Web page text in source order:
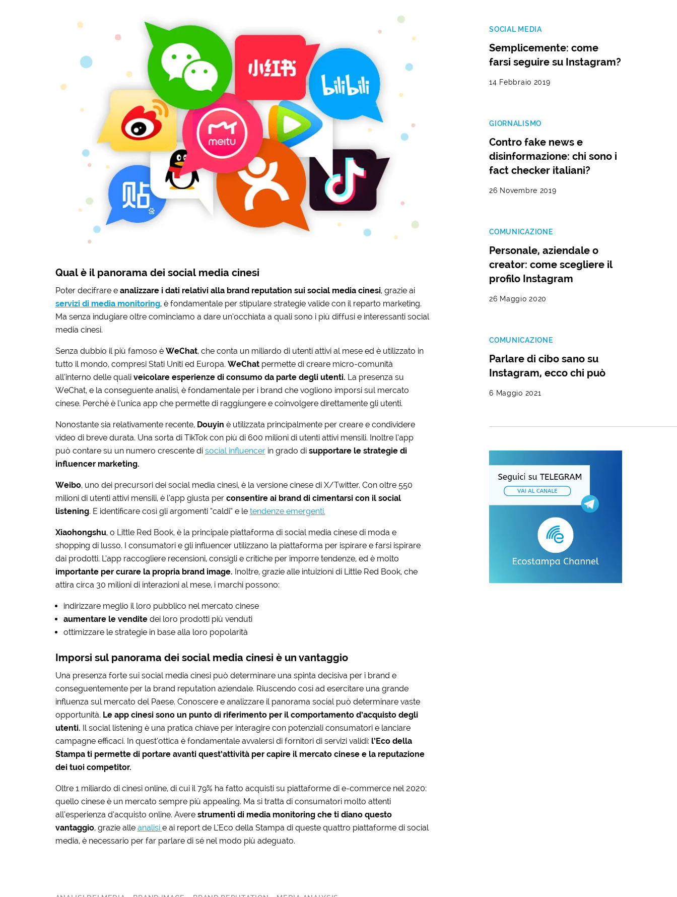
Qual è il panorama dei social media cinesi
Poter decifrare eanalizzare i dati relativi alla brand reputation sui social media cinesi, grazie ai
servizi di media monitoring, è fondamentale per stipulare strategie valide con il reparto marketing.
Ma senza indugiare oltre cominciamo a dare un’occhiata a quali sono i più diffusi e interessanti social
media cinesi.
Senza dubbio il più famoso è WeChat, che conta un miliardo di utenti attivi al mese ed è utilizzato in
tutto il mondo, compresi Stati Uniti ed Europa. WeChat permette di creare micro-comunità
all’interno delle quali veicolare esperienze di consumo da parte degli utenti. La presenza su
WeChat, e la conseguente analisi, è fondamentale per i brand che vogliono imporsi sul mercato
cinese. Perché è l’unica app che permette di raggiungere e coinvolgere direttamente gli utenti.
Nonostante sia relativamente recente, Douyin è utilizzata principalmente per creare e condividere
video di breve durata. Una sorta di TikTok con più di 600 milioni di utenti attivi mensili. Inoltre l’app
può contare su un numero crescente di social influencerin grado di supportare le strategie di
influencer marketing.
Weibo, uno dei precursori dei social media cinesi, è la versione cinese di X/Twitter. Con oltre 550
milioni di utenti attivi mensili, è l’app giusta per consentire ai brand di cimentarsi con il social
listening. E identificare così gli argomenti “caldi” e le tendenze emergenti.
Xiaohongshu, o Little Red Book, è la principale piattaforma di social media cinese di moda e
shopping di lusso. I consumatori e gli influencer utilizzano la piattaforma per ispirare e farsi ispirare
dai prodotti. L’app raccogliere recensioni, consigli e critiche per imporre tendenze, ed è molto
importante per curare la propria brand image. Inoltre, grazie alle intuizioni di Little Red Book, che
attira circa 30 milioni di interazioni al mese, i marchi possono:
indirizzare meglio il loro pubblico nel mercato cinese
aumentare le venditedei loro prodotti più venduti
ottimizzare le strategie in base alla loro popolarità
Imporsi sul panorama dei social media cinesi è un vantaggio
Una presenza forte sui social media cinesi può determinare una spinta decisiva per i brand e
conseguentemente per la brand reputation aziendale. Riuscendo così ad esercitare una grande
influenza sul mercato del Paese. Conoscere e analizzare il panorama social può determinare vaste
opportunità. Le app cinesi sono un punto di riferimento per il comportamento d’acquisto degli
utenti. Il social listening è una pratica chiave per interagire con potenziali consumatori e lanciare
campagne efficaci. In quest’ottica è fondamentale avvalersi di fornitori di servizi validi: l’Eco della
Stampa ti permette di portare avanti quest’attività per capire il mercato cinese e la reputazione
dei tuoi competitor.
Oltre 1 miliardo di cinesi online, di cui il 79% ha fatto acquisti su piattaforme di e-commerce nel 2020:
quello cinese è un mercato sempre più appealing. Ma si tratta di consumatori molto attenti
all’esperienza d’acquisto online. Avere strumenti di media monitoring che ti diano questo
vantaggio, grazie alle analisi e ai report de L’Eco della Stampa di queste quattro piattaforme di social
media, è necessario per far parlare di sé nel modo più adeguato.
SOCIAL MEDIA
Semplicemente: come
farsi seguire su Instagram?
14 Febbraio 2019
GIORNALISMO
Contro fake news e
disinformazione: chi sono i
fact checker italiani?
26 Novembre 2019
COMUNICAZIONE
Personale, aziendale o
creator: come scegliere il
profilo Instagram
26 Maggio 2020
COMUNICAZIONE
Parlare di cibo sano su
Instagram, ecco chi può
6 Maggio 2021